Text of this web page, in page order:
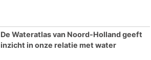
De Wateratlas van Noord-Holland geeft
inzicht in onze relatie met water